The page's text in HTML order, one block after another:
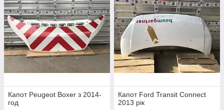
Капот Peugeot Boxer з 2014-
год
Капот Ford Transit Connect
2013 рік